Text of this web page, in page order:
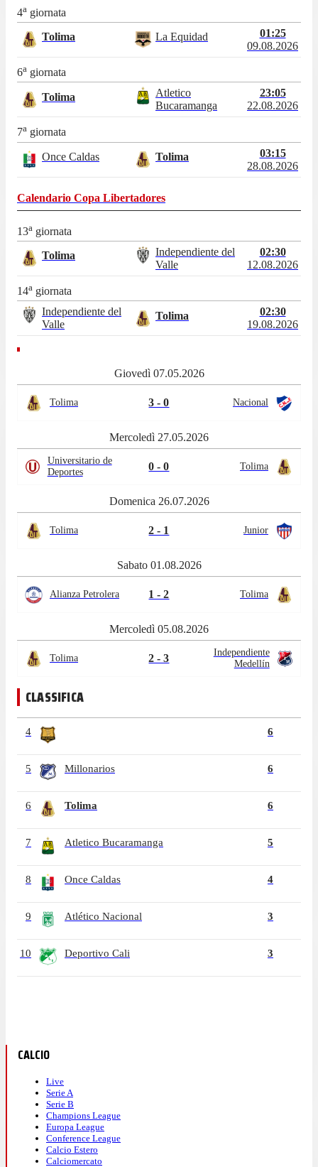
4a giornata
Tolima La Equidad
01:25
09.08.2026
6a giornata
Tolima
Atletico
Bucaramanga
23:05
22.08.2026
7a giornata
Once Caldas Tolima
03:15
28.08.2026
Calendario Copa Libertadores
13a giornata
Tolima
Independiente del
Valle
02:30
12.08.2026
14a giornata
Independiente del
Valle
Tolima
02:30
19.08.2026
Giovedì 07.05.2026
Tolima 3 - 0 Nacional
Mercoledì 27.05.2026
Universitario de
Deportes
0 - 0 Tolima
Domenica 26.07.2026
Tolima 2 - 1 Junior
Sabato 01.08.2026
Alianza Petrolera 1 - 2 Tolima
Mercoledì 05.08.2026
Tolima 2 - 3
Independiente
Medellín
CLASSIFICA
4 6
5 Millonarios 6
6 Tolima 6
7 Atletico Bucaramanga 5
8 Once Caldas 4
9 Atlético Nacional 3
10 Deportivo Cali 3
CALCIO
Live
Serie A
Serie B
Champions League
Europa League
Conference League
Calcio Estero
Calciomercato